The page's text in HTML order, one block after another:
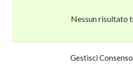
Gestisci
Nessun risultato